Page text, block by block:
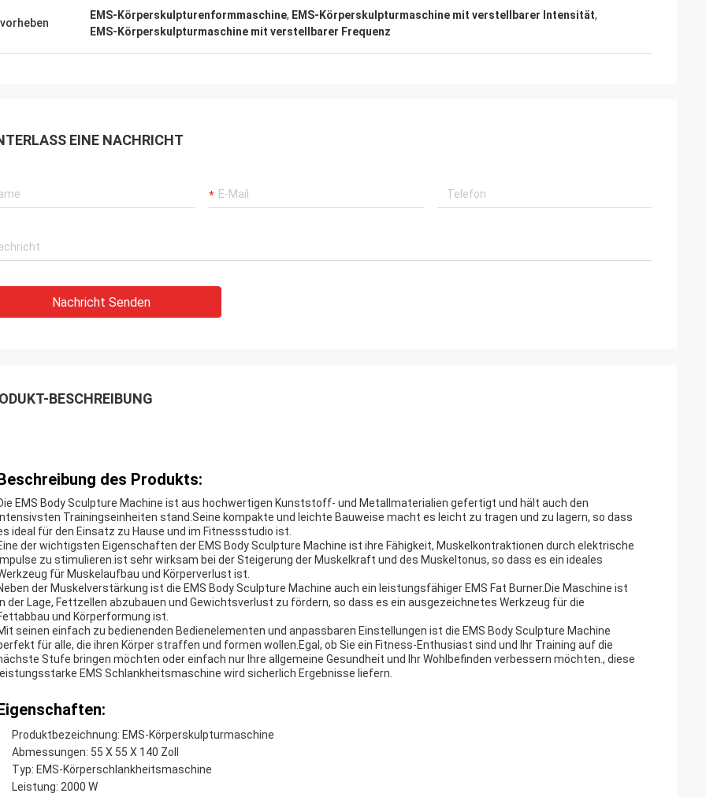
EMS-Körperskulpturenformmaschine, EMS-Körperskulpturmaschine mit verstellbarer Intensität,
EMS-Körperskulpturmaschine mit verstellbarer Frequenz
EINE NACHRICHT
Nachricht Senden
BESCHREIBUNG
des Produkts:
EMS Body Sculpture Machine ist aus hochwertigen Kunststoff- und Metallmaterialien gefertigt und hält auch den
Trainingseinheiten stand.Seine kompakte und leichte Bauweise macht es leicht zu tragen und zu lagern, so dass
ideal für den Einsatz zu Hause und im Fitnessstudio ist.
der wichtigsten Eigenschaften der EMS Body Sculpture Machine ist ihre Fähigkeit, Muskelkontraktionen durch elektrische
zu stimulieren.ist sehr wirksam bei der Steigerung der Muskelkraft und des Muskeltonus, so dass es ein ideales
für Muskelaufbau und Körperverlust ist.
der Muskelverstärkung ist die EMS Body Sculpture Machine auch ein leistungsfähiger EMS Fat Burner.Die Maschine ist
der Lage, Fettzellen abzubauen und Gewichtsverlust zu fördern, so dass es ein ausgezeichnetes Werkzeug für die
und Körperformung ist.
seinen einfach zu bedienenden Bedienelementen und anpassbaren Einstellungen ist die EMS Body Sculpture Machine
für alle, die ihren Körper straffen und formen wollen.Egal, ob Sie ein Fitness-Enthusiast sind und Ihr Training auf die
Stufe bringen möchten oder einfach nur Ihre allgemeine Gesundheit und Ihr Wohlbefinden verbessern möchten., diese
EMS Schlankheitsmaschine wird sicherlich Ergebnisse liefern.
Produktbezeichnung: EMS-Körperskulpturmaschine
Abmessungen: 55 X 55 X 140 Zoll
Typ: EMS-Körperschlankheitsmaschine
Leistung: 2000 W